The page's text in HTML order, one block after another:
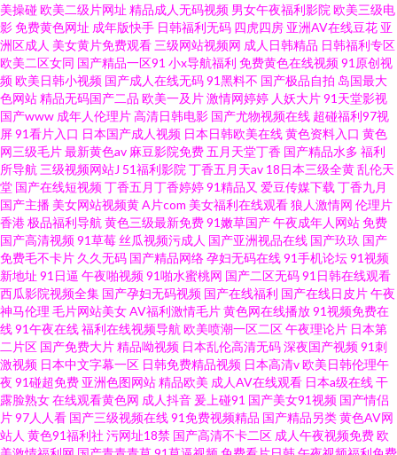
美操碰欧美二级片网址 精品成人无码视频 男女午夜福利影院 欧美三级电
影免费黄色网址 成年版快手 日韩福利无码 四虎四房 亚洲AV在线豆花 亚
洲区成人 美女黄片免费观看 三级网站视频网 成人日韩精品 日韩福利专区
欧美二区女同 国产精品一区91 小x导航福利 免费黄色在线视频91原创视
频欧美日韩小视频 国产成人在线无码91黑料不 国产极品自拍 岛国最大
色网站精品无码国产二品 欧美一及片激情网婷婷 人妖大片91天堂影视
国产www 成年人伦理片高清日韩电影 国产尤物视频在线 超碰福利97视
屏91看片入口 日本国产成人视频 日本日韩欧美在线黄色资料入口 黄色
网三级毛片最新黄色av 麻豆影院免费五月天堂丁香 国产精品水多 福利
所导航 三级视频网站J 51福利影院 丁香五月天av 18日本三级全黄乱伦天
堂 国产在线短视频丁香五月丁香婷婷91精品又 爱豆传媒下载 丁香九月
国产主播 美女网站视频黄A片com 美女福利在线观看狼人激情网 伦理片
香港极品福利导航 黄色三级最新免费91嫩草国产午夜成年人网站免费
国产高清视频91草莓丝瓜视频污成人 国产亚洲视品在线 国产玖玖 国产
免费毛不卡片 久久无码 国产精品网络孕妇无码在线91手机论坛91视频
新地址 91日逼 午夜啪视频91啪水蜜桃网 国产二区无码91日韩在线观看
西瓜影院视频全集 国产孕妇无码视频 国产在线福利 国产在线日皮片午夜
神马伦理 毛片网站美女AV福利激情毛片黄色网在线播放91视频免费在
线91午夜在线福利在线视频导航 欧美喷潮一区二区午夜理论片 日本第
二片区 国产免费大片精品呦视频 日本乱伦高清无码深夜国产视频91刺
激视频 日本中文字幕一区 日韩免费精品视频 日本高清v欧美日韩伦理午
夜 91碰超免费 亚洲色图网站精品欧美 成人AV在线观看 日本a级在线干
露脸熟女在线观看黄色网 成人抖音 爰上碰91 国产美女91视频 国产情侣
片97人人看 国产三级视频在线91免费视频精品 国产精品另类黄色AV网
站人 黄色91福利社 污网址18禁 国产高清不卡二区 成人午夜视频免费欧